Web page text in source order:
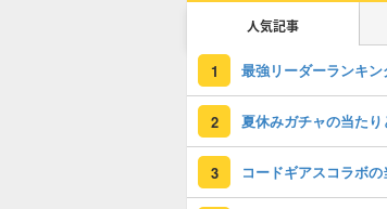
人気記事
1
2
3